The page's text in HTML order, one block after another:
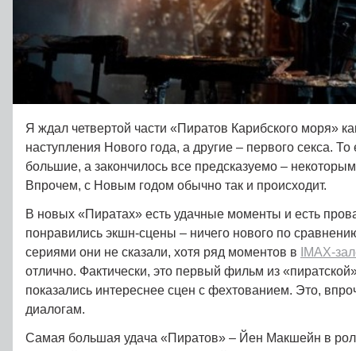
Я ждал четвертой части «Пиратов Карибского моря»
наступления Нового года, а другие – первого секса.
большие, а закончилось все предсказуемо –
Впрочем, с Новым годом обычно так и происходит.
В новых «Пиратах» есть удачные моменты и есть
понравились экшн-сцены – ничего нового по
сериями они не сказали, хотя ряд моментов в
IMAX-
отлично. Фактически, это первый фильм из
показались интереснее сцен с фехтованием. Это,
диалогам.
Самая большая удача «Пиратов» – Йен Макшейн в